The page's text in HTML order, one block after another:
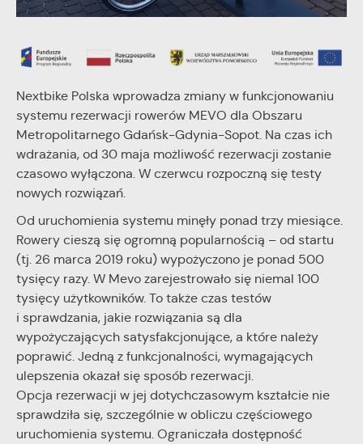
Nextbike Polska wprowadza zmiany w funkcjonowaniu
systemu rezerwacji rowerów MEVO dla Obszaru
Metropolitarnego Gdańsk-Gdynia-Sopot. Na czas ich
wdrażania, od 30 maja możliwość rezerwacji zostanie
czasowo wyłączona. W czerwcu rozpoczną się testy
nowych rozwiązań.
Od uruchomienia systemu minęły ponad trzy miesiące.
Rowery cieszą się ogromną popularnością – od startu
(tj. 26 marca 2019 roku) wypożyczono je ponad 500
tysięcy razy. W Mevo zarejestrowało się niemal 100
tysięcy użytkowników. To także czas testów
i sprawdzania, jakie rozwiązania są dla
wypożyczających satysfakcjonujące, a które należy
poprawić. Jedną z funkcjonalności, wymagających
ulepszenia okazał się sposób rezerwacji.
Opcja rezerwacji w jej dotychczasowym kształcie nie
sprawdziła się, szczególnie w obliczu częściowego
uruchomienia systemu. Ograniczała dostępność
stronach podmiotów trzecich lub firm będących naszymi
charakterze pośredników prezentujących nasze treści w
postaci wiadomości, ofert, komunikatów mediów